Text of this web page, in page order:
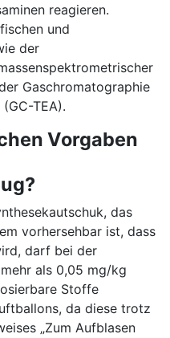
reagieren.
und
der
Gaschromatographie
TEA).
Vorgaben
das
vorhersehbar ist, dass
darf bei der
als 0,05 mg/kg
Stoffe
da diese trotz
„Zum Aufblasen